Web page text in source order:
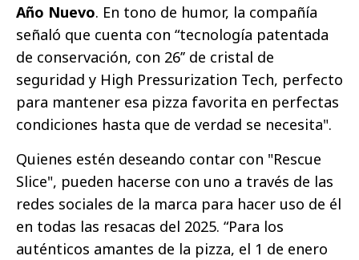
Año Nuevo. En tono de humor, la compañía
señaló que cuenta con “tecnología patentada
de conservación, con 26’’ de cristal de
seguridad y High Pressurization Tech, perfecto
para mantener esa pizza favorita en perfectas
condiciones hasta que de verdad se necesita".
Quienes estén deseando contar con "Rescue
Slice", pueden hacerse con uno a través de las
redes sociales de la marca para hacer uso de él
en todas las resacas del 2025. “Para los
auténticos amantes de la pizza, el 1 de enero